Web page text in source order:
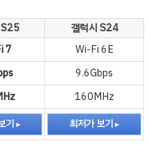
S25
갤럭시 S24
7
Wi-Fi 6E
9.6Gbps
160MHz
기 최저가 보기